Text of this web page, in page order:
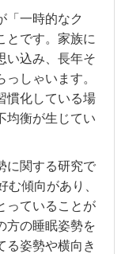
「一時的なク
とです。家族に
い込み、長年そ
しゃいます。
慣化している場
均衡が生じてい
に関する研究で
む傾向があり、
っていることが
方の睡眠姿勢を
る姿勢や横向き